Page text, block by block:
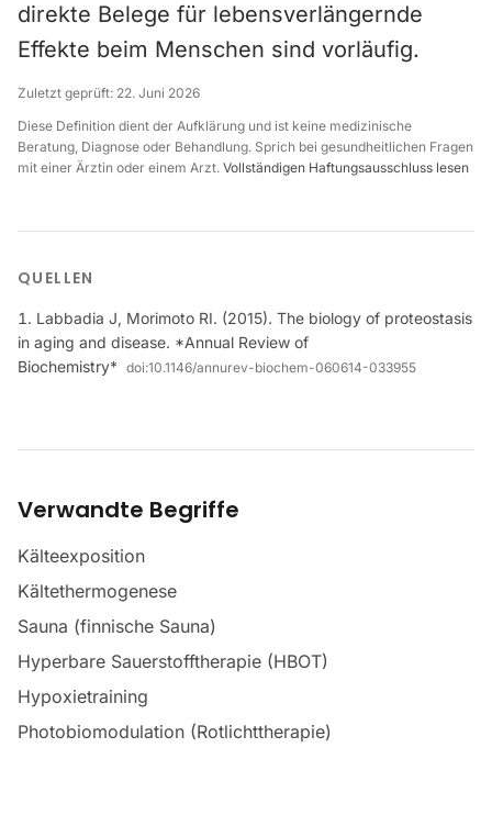
direkte Belege für lebensverlängernde
Effekte beim Menschen sind vorläufig.
Zuletzt geprüft: 22. Juni 2026
Diese Definition dient der Aufklärung und ist keine medizinische
Beratung, Diagnose oder Behandlung. Sprich bei gesundheitlichen Fragen
mit einer Ärztin oder einem Arzt. Vollständigen Haftungsausschluss lesen
QUELLEN
Labbadia J, Morimoto RI. (2015). The biology of proteostasis
in aging and disease. *Annual Review of
Biochemistry* doi:10.1146/annurev-biochem-060614-033955
Verwandte Begriffe
Kälteexposition
Kältethermogenese
Sauna (finnische Sauna)
Hyperbare Sauerstofftherapie (HBOT)
Hypoxietraining
Photobiomodulation (Rotlichttherapie)